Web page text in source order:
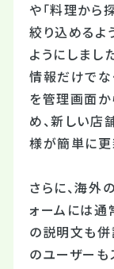
や「料理から
絞り込めるよ
ようにしまし
情報だけでな
を管理画面か
め、新しい
様が簡単に更
さらに、海外
ォームには通
の説明文も併
のユーザーも